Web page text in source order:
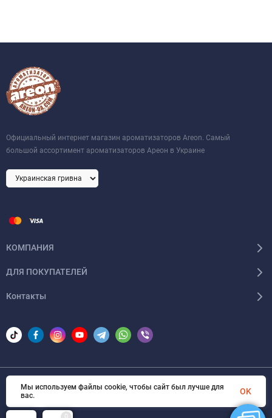
Официальный интернет магазин ароматизаторов Areon. Самый
большой ассортимент ароматизаторов Ареон в Украине
КОМПАНИЯ
ДЛЯ ПОКУПАТЕЛЕЙ
Контакты
© 2026 Areon-ua. Все права защищены
Мы используем файлы cookie, чтобы сайт был лучше для
вас.
OK